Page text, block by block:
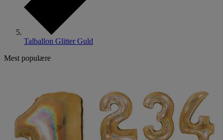
Talballon Glitter Guld
Mest populære